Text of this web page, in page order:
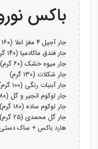
باکس
جار آجیل ۴ مغز اعلا (۱۶۰ گرم)
جار فندق ماکادمیا (۱۴۰ گرم)
جار میوه خشک (۶۰ گرم)
جار شکلات (۱۳۰ گرم)
جار آبنبات رنگی (۱۰۰ گرم)
جار لوکوم انجیر و گل (۱۸۰ گرم)
جار لوکوم ساده (۱۸۰ گرم)
جار گل محمدی (۲۵ گرم)
هاردباکس + ساکدستی